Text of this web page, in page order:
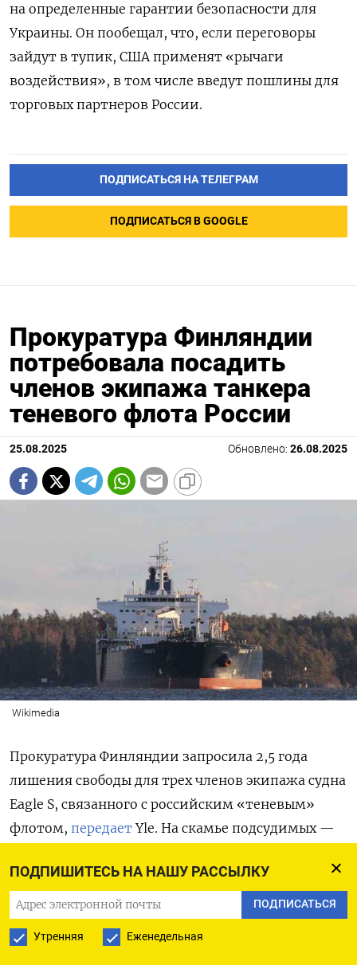
ПОДПИШИТЕСЬ НА НАШУ РАССЫЛКУ
ПОДПИСАТЬСЯ
Утренняя Еженедельная
на определенные гарантии безопасности для
Украины. Он пообещал, что, если переговоры
зайдут в тупик, США применят «рычаги
воздействия», в том числе введут пошлины для
торговых партнеров России.
ПОДПИСАТЬСЯ НА ТЕЛЕГРАМ
ПОДПИСАТЬСЯ В GOOGLE
Прокуратура Финляндии
потребовала посадить
членов экипажа танкера
теневого флота России
25.08.2025 Обновлено: 26.08.2025
Wikimedia
Прокуратура Финляндии запросила 2,5 года
лишения свободы для трех членов экипажа судна
Eagle S, связанного с российским «теневым»
флотом, передаетYle. На скамье подсудимых —
его старший помощник и рулевой. Их обвиняют
в диверсии и нарушении работы средств связи
при отягчающих обстоятельствах из-за обрыва
пяти подводных кабелей в Балтийском море.